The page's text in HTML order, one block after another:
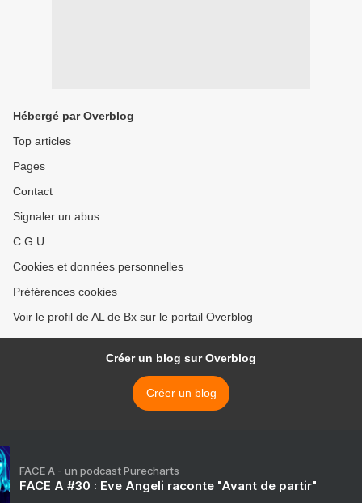
Hébergé par Overblog
Top articles
Pages
Contact
Signaler un abus
C.G.U.
Cookies et données personnelles
Préférences cookies
Voir le profil de AL de Bx sur le portail Overblog
Créer un blog sur Overblog
Créer un blog
FACE A - un podcast Purecharts
FACE A #30 : Eve Angeli raconte "Avant de partir"